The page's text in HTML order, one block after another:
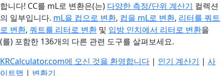
합니다! CC를 mL로 변환은(는) 다양한 측정/단위 계산기 컬렉션
의 일부입니다. mL을 컵으로 변환, 컵을 mL로 변환, 리터를 쿼트
로 변환, 쿼트를 리터로 변환 및 입방 인치에서 리터로 변환을
(를) 포함한 136개의 다른 관련 도구를 살펴보세요.
KRCalculator.com에 오신 것을 환영합니다 | 인기 계산기 | 사
이트맵 | 변환기